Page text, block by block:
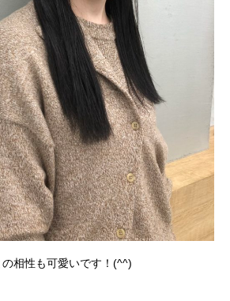
相性も可愛いです！(^^)